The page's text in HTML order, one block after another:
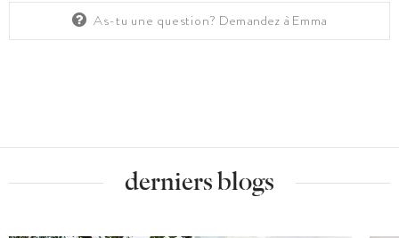
As-tu une question? Demandez à Emma
derniers blogs